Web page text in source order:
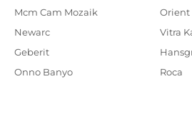
Mcm Cam Mozaik
Newarc
Geberit
Onno Banyo
Orient
Vitra
Roca